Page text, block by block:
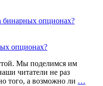
опционах?
Мы поделимся им
читатели не раз
того, а возможно ли …